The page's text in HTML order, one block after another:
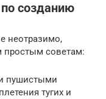
созданию
неотразимо,
простым советам:
пушистыми
тугих и